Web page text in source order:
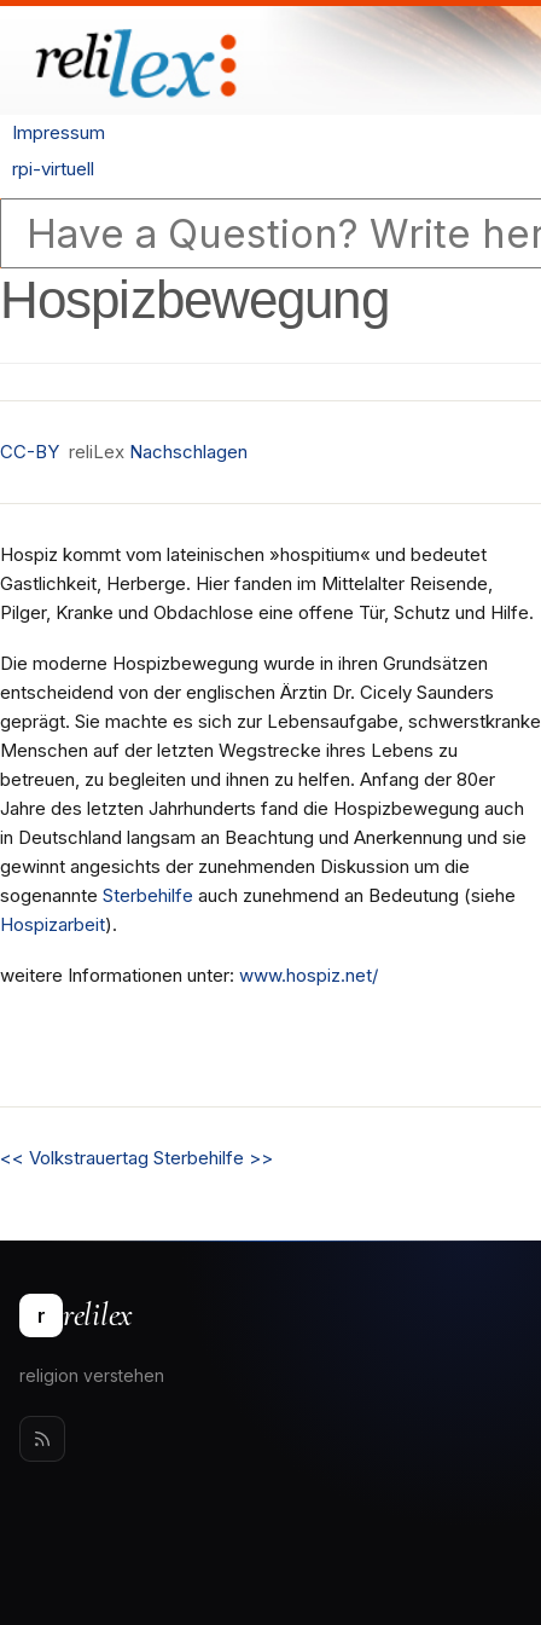
Impressum
rpi-virtuell
Hospizbewegung
CC-BY reliLex Nachschlagen
Hospiz kommt vom lateinischen »hospitium« und bedeutet
Gastlichkeit, Herberge. Hier fanden im Mittelalter Reisende,
Pilger, Kranke und Obdachlose eine offene Tür, Schutz und Hilfe.
Die moderne Hospizbewegung wurde in ihren Grundsätzen
entscheidend von der englischen Ärztin Dr. Cicely Saunders
geprägt. Sie machte es sich zur Lebensaufgabe, schwerstkranke
Menschen auf der letzten Wegstrecke ihres Lebens zu
betreuen, zu begleiten und ihnen zu helfen. Anfang der 80er
Jahre des letzten Jahrhunderts fand die Hospizbewegung auch
in Deutschland langsam an Beachtung und Anerkennung und sie
gewinnt angesichts der zunehmenden Diskussion um die
sogenannte Sterbehilfe auch zunehmend an Bedeutung (siehe
Hospizarbeit).
weitere Informationen unter: www.hospiz.net/
<< Volkstrauertag Sterbehilfe >>
r relilex
religion verstehen